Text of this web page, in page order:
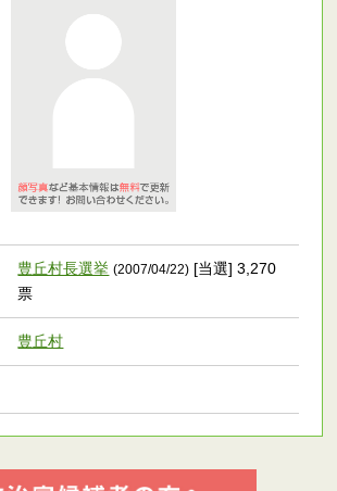
豊丘村長選挙 (2007/04/22) [当選] 3,270
票
豊丘村